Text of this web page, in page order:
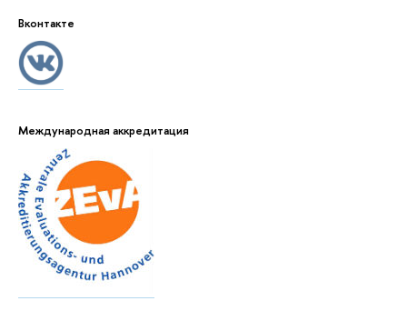
Вконтакте
Международная аккредитация